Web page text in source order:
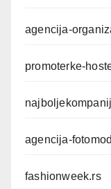
agencija-
promoterke-
agencija-
fashionweek.rs